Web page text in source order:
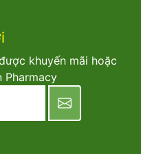
khuyến mãi hoặc
Pharmacy